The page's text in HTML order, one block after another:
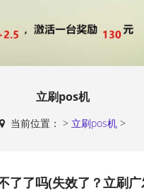
立刷pos机
当前位置：> 立刷pos机 >
了了吗(失效了？立刷